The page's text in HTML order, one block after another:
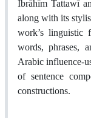
Ibrāhīm Tattawī
along with its
work’s linguistic
words, phrases,
Arabic influence-
of sentence
constructions.